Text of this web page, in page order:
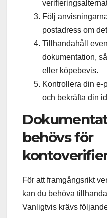
Följ
postadress om
Tillhandahåll
dokumentation,
eller köpebevis.
Kontrollera din e-
och bekräfta din
behövs för
För att framgångsrikt
kan du behöva
Vanligtvis krävs